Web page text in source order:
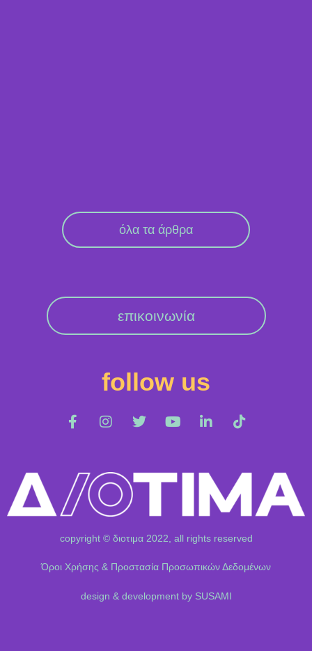
όλα τα άρθρα
επικοινωνία
follow us
copyright © διοτιμα 2022, all rights reserved
Όροι Χρήσης & Προστασία Προσωπικών Δεδομένων
design & development by SUSAMI